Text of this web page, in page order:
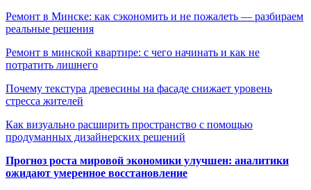
Ремонт в Минске: как сэкономить и не пожалеть — разбираем
реальные решения
Ремонт в минской квартире: с чего начинать и как не
потратить лишнего
Почему текстура древесины на фасаде снижает уровень
стресса жителей
Как визуально расширить пространство с помощью
продуманных дизайнерских решений
Прогноз роста мировой экономики улучшен: аналитики
ожидают умеренное восстановление